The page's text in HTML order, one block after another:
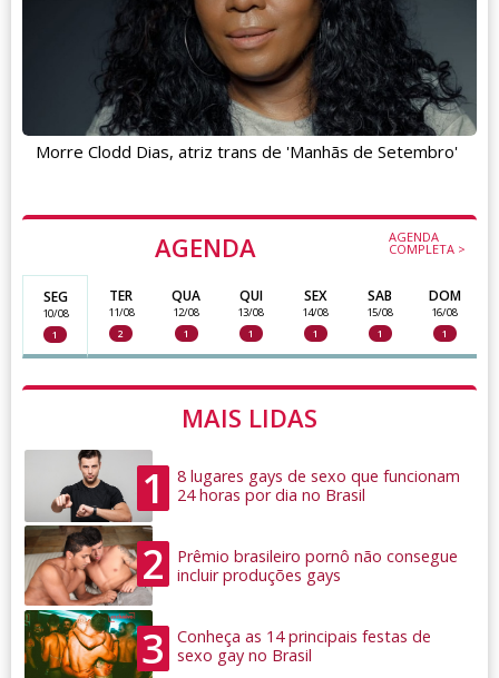
AGENDA AGENDA
COMPLETA >
SEG
10/08
1
TER
11/08
2
QUA
12/08
1
QUI
13/08
1
SEX
14/08
1
SAB
15/08
1
DOM
16/08
1
MAIS LIDAS
1
8 lugares gays de sexo que funcionam
24 horas por dia no Brasil
2
Prêmio brasileiro pornô não consegue
incluir produções gays
3
Conheça as 14 principais festas de
sexo gay no Brasil
Morre Clodd Dias, atriz trans de 'Manhãs de Setembro'